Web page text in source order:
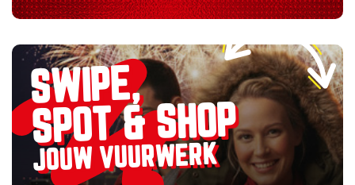
SWIPE,
SPOT & SHOP
JOUW VUURWERK